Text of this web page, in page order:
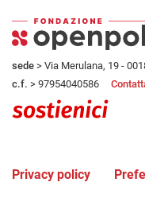
sede > Via Merulana, 19 -
c.f. > 97954040586
Privacy policy